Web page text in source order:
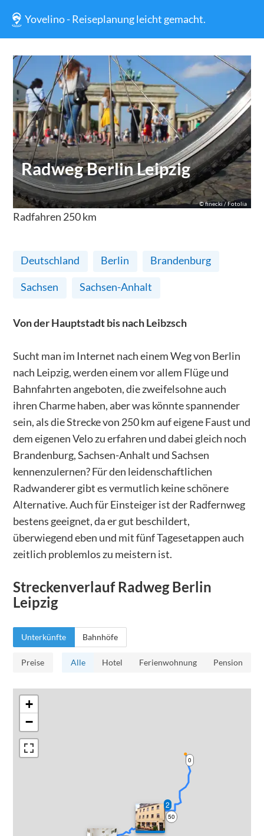
Yovelino - Reiseplanung leicht gemacht.
©finecki / Fotolia
Radweg Berlin Leipzig
Radfahren 250km
Deutschland Berlin Brandenburg
Sachsen Sachsen-Anhalt
Von der Hauptstadt bis nach Leibzsch
Sucht man im Internet nach einem Weg von Berlin
nach Leipzig, werden einem vor allem Flüge und
Bahnfahrten angeboten, die zweifelsohne auch
ihren Charme haben, aber was könnte spannender
sein, als die Strecke von 250 km auf eigene Faust und
dem eigenen Velo zu erfahren und dabei gleich noch
Brandenburg, Sachsen-Anhalt und Sachsen
kennenzulernen? Für den leidenschaftlichen
Radwanderer gibt es vermutlich keine schönere
Alternative. Auch für Einsteiger ist der Radfernweg
bestens geeignet, da er gut beschildert,
überwiegend eben und mit fünf Tagesetappen auch
zeitlich problemlos zu meistern ist.
StreckenverlaufRadweg Berlin
Leipzig
Unterkünfte Bahnhöfe
Preise Alle Hotel Ferienwohnung Pension
2
0
50
+
−